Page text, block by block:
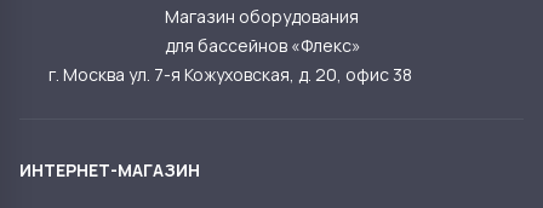
Магазин оборудования
для бассейнов «Флекс»
г. Москва ул. 7-я Кожуховская, д. 20, офис 38
ИНТЕРНЕТ-МАГАЗИН